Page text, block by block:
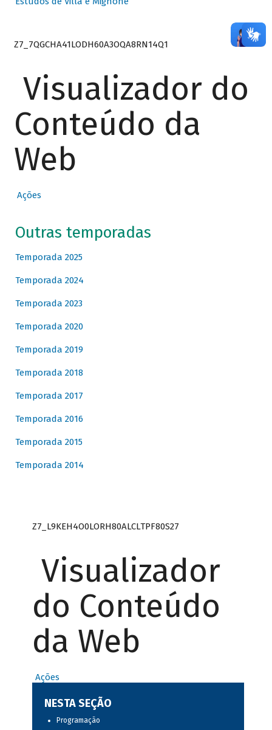
Z7_7QGCHA41LODH60A3OQA8RN14Q1
Visualizador do
Conteúdo da
Web
Ações
Outras temporadas
Temporada 2025
Temporada 2024
Temporada 2023
Temporada 2020
Temporada 2019
Temporada 2018
Temporada 2017
Temporada 2016
Temporada 2015
Temporada 2014
Z7_L9KEH4O0LORH80ALCLTPF80S27
Visualizador
do Conteúdo
da Web
Ações
NESTA SEÇÃO
Programação